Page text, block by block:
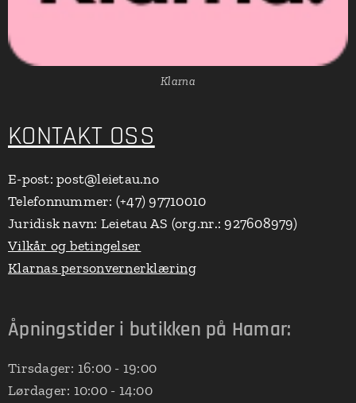
Klarna
KONTAKT OSS
E-post: post@leietau.no
Telefonnummer: (+47) 97710010
Juridisk navn: Leietau AS (org.nr.: 927608979)
Vilkår og betingelser
Klarnas personvernerklæring
Åpningstider i butikken på Hamar:
Tirsdager: 16:00 - 19:00
Lørdager: 10:00 - 14:00